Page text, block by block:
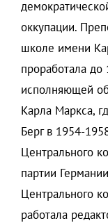
оккупации.
школе имени
проработала до
исполняющей
Карла Маркса,
Берг в 1954-
Центрального
партии
Центрального
работала